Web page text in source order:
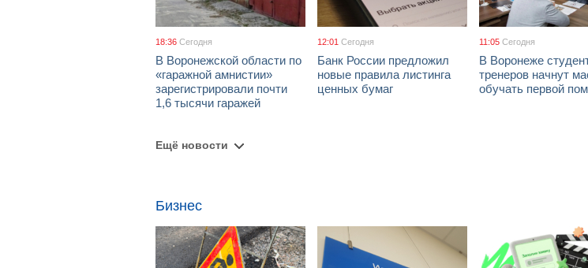
18:36 Сегодня
В Воронежской области по
«гаражной амнистии»
зарегистрировали почти
1,6 тысячи гаражей
12:01 Сегодня
Банк России предложил
новые правила листинга
ценных бумаг
11:05 Сегодня
В Воронеже
тренеров начнут
обучать первой
Ещё новости
Бизнес